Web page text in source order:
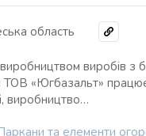
область
виробів
ТОВ «Югбазальт»
виробництво…
та елементи